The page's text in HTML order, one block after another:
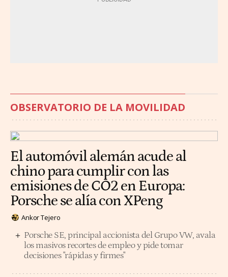
OBSERVATORIO DE LA MOVILIDAD
El automóvil alemán acude al
chino para cumplir con las
emisiones de CO2 en Europa:
Porsche se alía con XPeng
Ankor Tejero
Porsche SE, principal accionista del Grupo VW, avala
los masivos recortes de empleo y pide tomar
decisiones "rápidas y firmes"